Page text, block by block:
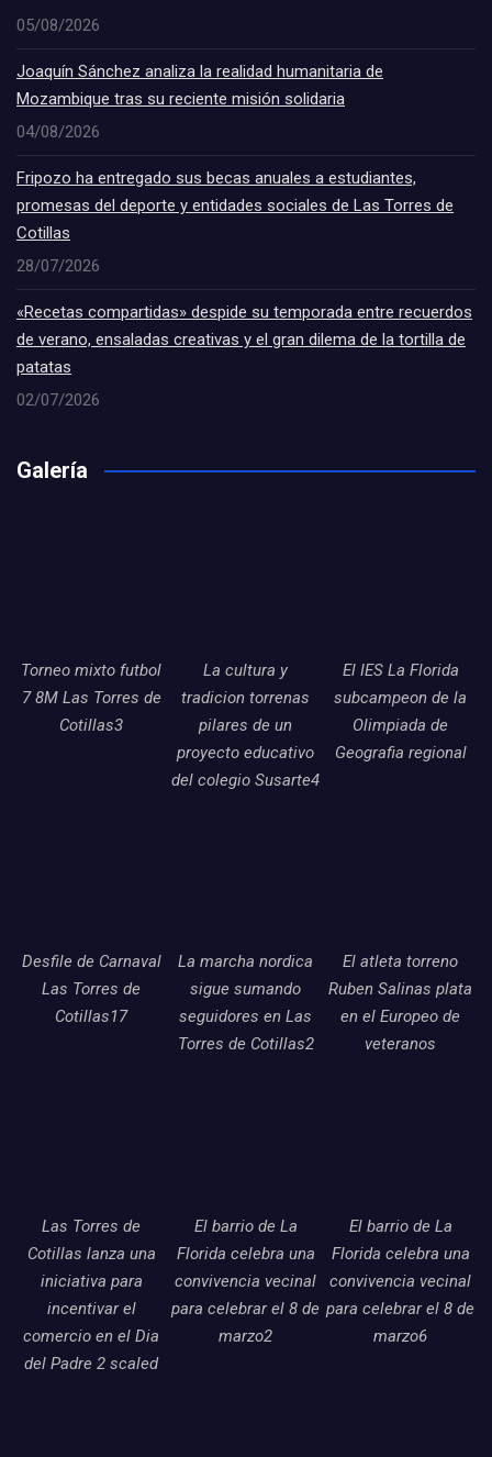
05/08/2026
Joaquín Sánchez analiza la realidad humanitaria de
Mozambique tras su reciente misión solidaria
04/08/2026
Fripozo ha entregado sus becas anuales a estudiantes,
promesas del deporte y entidades sociales de Las Torres de
Cotillas
28/07/2026
«Recetas compartidas» despide su temporada entre recuerdos
de verano, ensaladas creativas y el gran dilema de la tortilla de
patatas
02/07/2026
Galería
Torneo mixto futbol
7 8M Las Torres de
Cotillas3
La cultura y
tradicion torrenas
pilares de un
proyecto educativo
del colegio Susarte4
El IES La Florida
subcampeon de la
Olimpiada de
Geografia regional
Desfile de Carnaval
Las Torres de
Cotillas17
La marcha nordica
sigue sumando
seguidores en Las
Torres de Cotillas2
El atleta torreno
Ruben Salinas plata
en el Europeo de
veteranos
Las Torres de
Cotillas lanza una
iniciativa para
incentivar el
comercio en el Dia
del Padre 2 scaled
El barrio de La
Florida celebra una
convivencia vecinal
para celebrar el 8 de
marzo2
El barrio de La
Florida celebra una
convivencia vecinal
para celebrar el 8 de
marzo6